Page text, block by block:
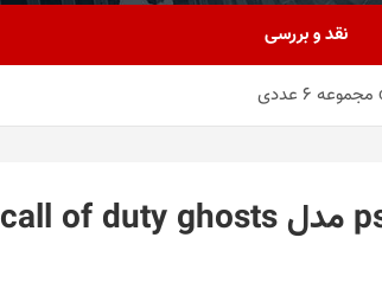
نقد و بررسی
برچسب کنسول بازی و دسته بازی ps5 مدل call of duty ghosts